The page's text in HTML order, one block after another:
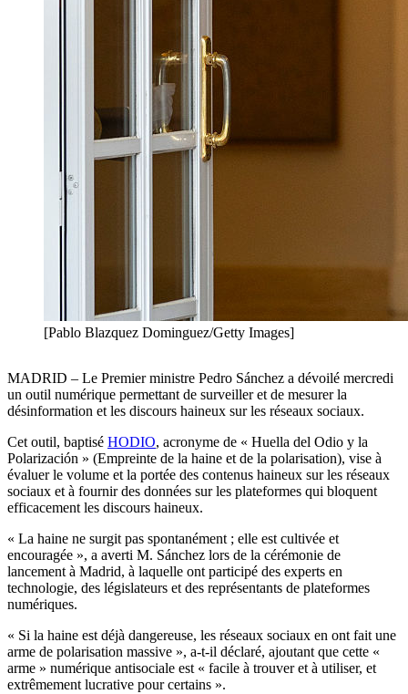
[Pablo Blazquez Dominguez/Getty Images]
MADRID – Le Premier ministre Pedro Sánchez a dévoilé mercredi
un outil numérique permettant de surveiller et de mesurer la
désinformation et les discours haineux sur les réseaux sociaux.
Cet outil, baptisé HODIO, acronyme de « Huella del Odio y la
Polarización » (Empreinte de la haine et de la polarisation), vise à
évaluer le volume et la portée des contenus haineux sur les réseaux
sociaux et à fournir des données sur les plateformes qui bloquent
efficacement les discours haineux.
« La haine ne surgit pas spontanément ; elle est cultivée et
encouragée », a averti M. Sánchez lors de la cérémonie de
lancement à Madrid, à laquelle ont participé des experts en
technologie, des législateurs et des représentants de plateformes
numériques.
« Si la haine est déjà dangereuse, les réseaux sociaux en ont fait une
arme de polarisation massive », a-t-il déclaré, ajoutant que cette «
arme » numérique antisociale est « facile à trouver et à utiliser, et
extrêmement lucrative pour certains ».